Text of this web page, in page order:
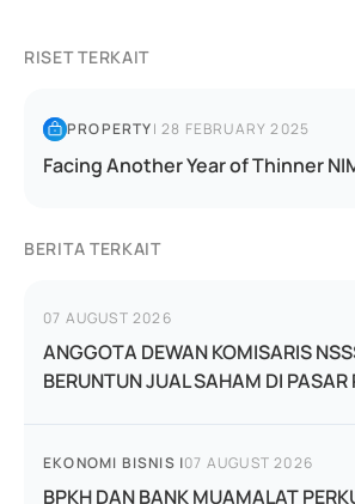
RISET TERKAIT
PROPERTY|28 FEBRUARY 2025
Facing Another Year of Thinner
BERITA TERKAIT
07 AUGUST 2026
ANGGOTA DEWAN KOMISARIS
BERUNTUN JUAL SAHAM DI PASAR
EKONOMI BISNIS |07 AUGUST 2026
BPKH DAN BANK MUAMALAT